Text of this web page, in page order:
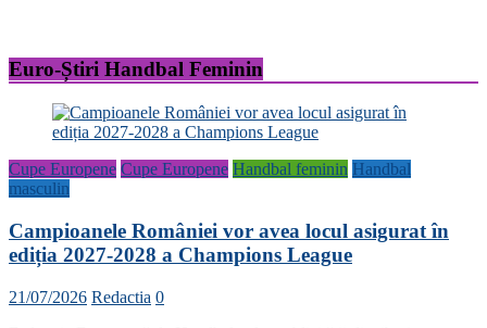
Euro-Știri Handbal Feminin
Cupe Europene Cupe Europene Handbal feminin Handbal
masculin
Campioanele României vor avea locul asigurat în
ediția 2027-2028 a Champions League
21/07/2026 Redactia 0